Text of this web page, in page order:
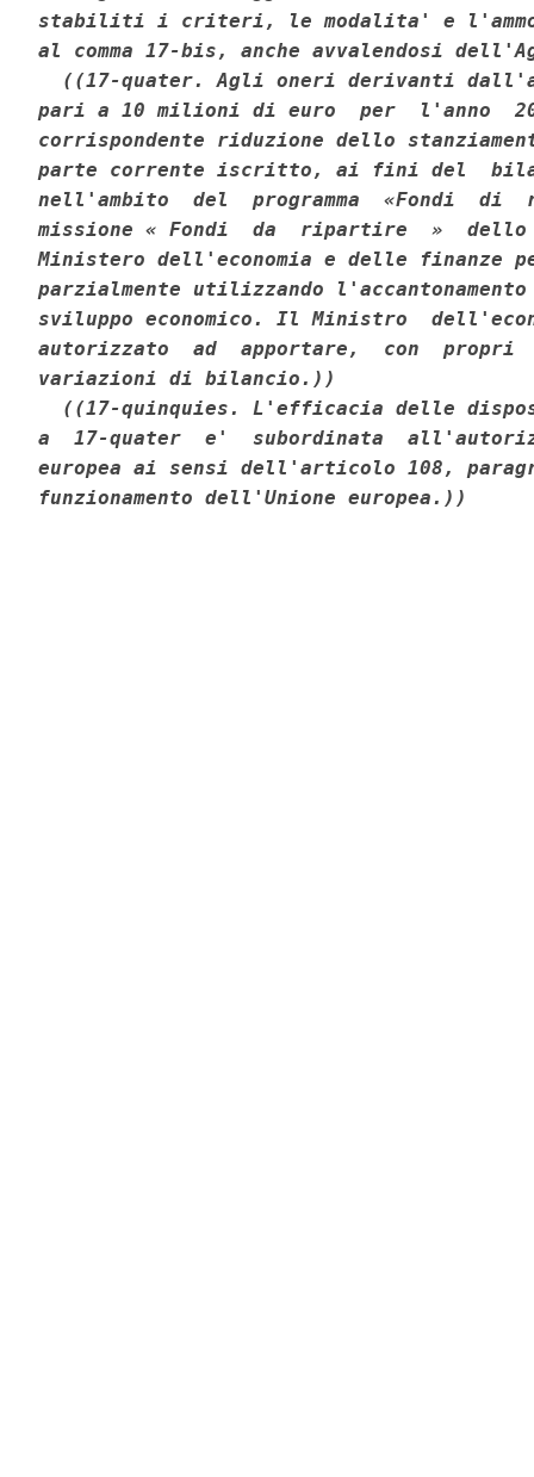
stabiliti i criteri, le modalita' e
al comma 17-bis, anche avvalendosi
((17-quater. Agli oneri derivanti
pari a 10 milioni di euro  per  l'anno
corrispondente riduzione dello
parte corrente iscritto, ai fini del
nell'ambito  del  programma  «Fondi
missione « Fondi  da  ripartire  »
Ministero dell'economia e delle finanze
parzialmente utilizzando
sviluppo economico. Il Ministro
autorizzato  ad  apportare,  con
variazioni di bilancio.))
((17-quinquies. L'efficacia delle
a  17-quater  e'  subordinata
europea ai sensi dell'articolo 108,
funzionamento dell'Unione europea.))